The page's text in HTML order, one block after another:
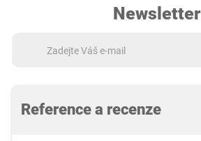
Newsletter
Reference a recenze